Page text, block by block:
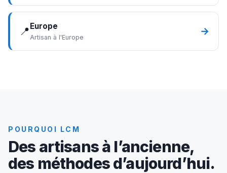
📍Europe
Artisan à l'Europe →
POURQUOI LCM
Des artisans à l’ancienne,
des méthodes d’aujourd’hui.